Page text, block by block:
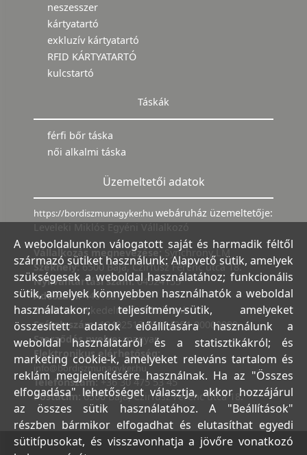
neszesszer
kártyatartó
exkluzív kártyatartó
RFID KÁRTYATARTÓ
kulcstartó
Táskák
férfi bőr táska
női alkalmi táska
Üzemeltetői adatok
https://bordiszmunagyker.hu webáruház üzemeltetője:
Leveleki Miklós Egyéni Vállalkozó
Vállalkozás megnevezése: Synchrony LM
Székhely:6500 Baja, Czirfusz Ferenc utca 18.
Nyilvántartási szám:04524155
Adószám:44018371-2-23
Bank:Kereskedelmi és Hitelbank
Számlaszám:10402513-25154254-00000000
Szerződés nyelve:magyar
Elektronikus elérhetőség:
info@bordiszmunagyker.hu
Telefonszám: +36 30 475 53 45
Postacím:6500 Baja, Czirfusz Ferenc utca 18.
A weboldalunkon válogatott saját és harmadik féltől
származó sütiket használunk: Alapvető sütik, amelyek
szükségesek a weboldal használatához; funkcionális
sütik, amelyek könnyebben használhatók a weboldal
használatakor; teljesítmény-sütik, amelyeket
összesített adatok előállítására használunk a
weboldal használatáról és a statisztikákról; és
marketing cookie-k, amelyeket releváns tartalom és
reklám megjelenítésére használnak. Ha az "Összes
elfogadása" lehetőséget választja, akkor hozzájárul
az összes sütik használatához. A "Beállítások"
részben bármikor elfogadhat és elutasíthat egyedi
sütitípusokat, és visszavonhatja a jövőre vonatkozó